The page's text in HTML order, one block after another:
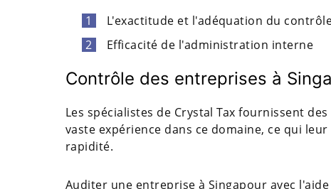
L'exactitude et l'adéquation du
Efficacité de l'administration interne
Contrôle des entreprises à
Les spécialistes de Crystal Tax fournissent
vaste expérience dans ce domaine, ce qui
rapidité.
Auditer une entreprise à Singapour avec